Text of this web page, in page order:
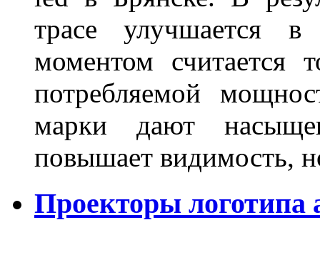
трасе улучшается
моментом считается
потребляемой
марки дают
повышает видимость,
Проекторы логотипа